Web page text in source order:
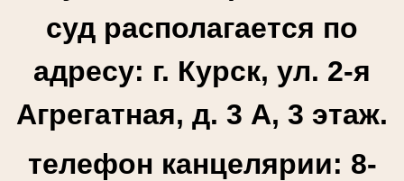
суд располагается по
адресу: г. Курск, ул. 2-я
Агрегатная, д. 3 А, 3 этаж.
телефон канцелярии: 8-